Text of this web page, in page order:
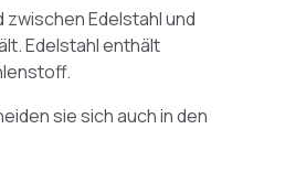
Edelstahl und
Edelstahl enthält
sie sich auch in den